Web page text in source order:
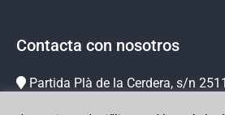
Contacta con nosotros
Partida Plà de la Cerdera, s/n